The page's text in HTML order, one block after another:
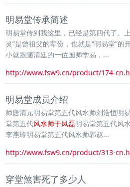
明易堂传承简述
明易堂传到我这里，已经是第四代了。
灵”是曾祖父的辈份，也就是“明易堂”
小就跟随清廷的一位国师学易，...
http://www.fsw9.cn/product/174-
明易堂成员介绍
师唐清元明易堂第五代风水师刘浩恒明
堂第五代风水师于凤磊明易堂第五代风
李燕玲明易堂第五代风水师郭赵...
http://www.fsw9.cn/product/313-
穿堂煞害死了多少人